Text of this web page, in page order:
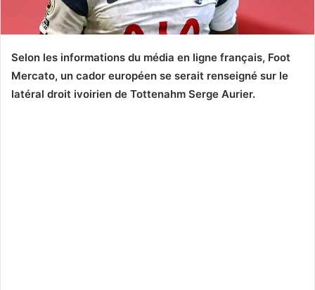
Selon les informations du média en ligne français, Foot
Mercato, un cador européen se serait renseigné sur le
latéral droit ivoirien de Tottenahm Serge Aurier.